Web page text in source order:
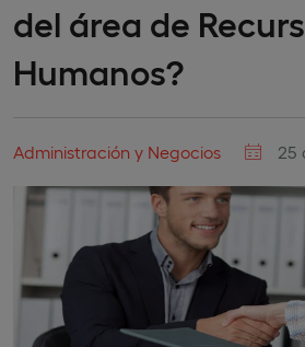
del área de
Humanos?
Administración y Negocios 25